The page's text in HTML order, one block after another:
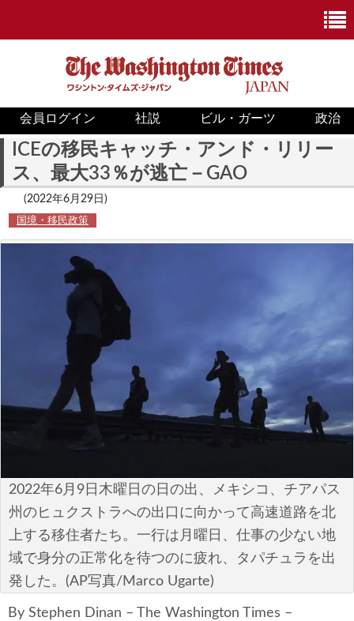
ニュース
政治
ホワイトハウス
米国内
国際
安全保障
ビジネス・経済
カルチャー
ポリシー
税制・予算
エネルギー・環境
会員ログイン 社説 ビル・ガーツ 政治
ICEの移民キャッチ・アンド・リリー
ス、最大33％が逃亡－GAO
(2022年6月29日)
国境・移民政策
2022年6月9日木曜日の日の出、メキシコ、チアパス
州のヒュクストラへの出口に向かって高速道路を北
上する移住者たち。一行は月曜日、仕事の少ない地
域で身分の正常化を待つのに疲れ、タパチュラを出
発した。(AP写真/Marco Ugarte)
By Stephen Dinan – The Washington Times –